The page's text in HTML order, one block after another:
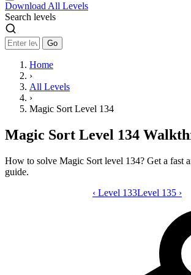
Download All Levels
Search levels
Go
Home
›
All Levels
›
Magic Sort Level 134
Magic Sort Level 134
How to solve Magic Sort level 134? Get a fast
guide.
Magic Sort
‹ Level 133Level 135 ›